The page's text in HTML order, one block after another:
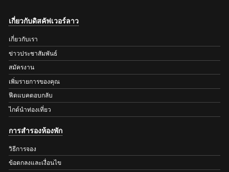
เกี่ยวกับดิสคัฟเวอร์ลาว
เกี่ยวกับเรา
ข่าวประชาสัมพันธ์
สมัครงาน
เพิ่มรายการของคุณ
ฟีดแบคตอบกลับ
ไกด์นำท่องเที่ยว
การสำรองห้องพัก
วิธีการจอง
ข้อตกลงและเงื่อนไข